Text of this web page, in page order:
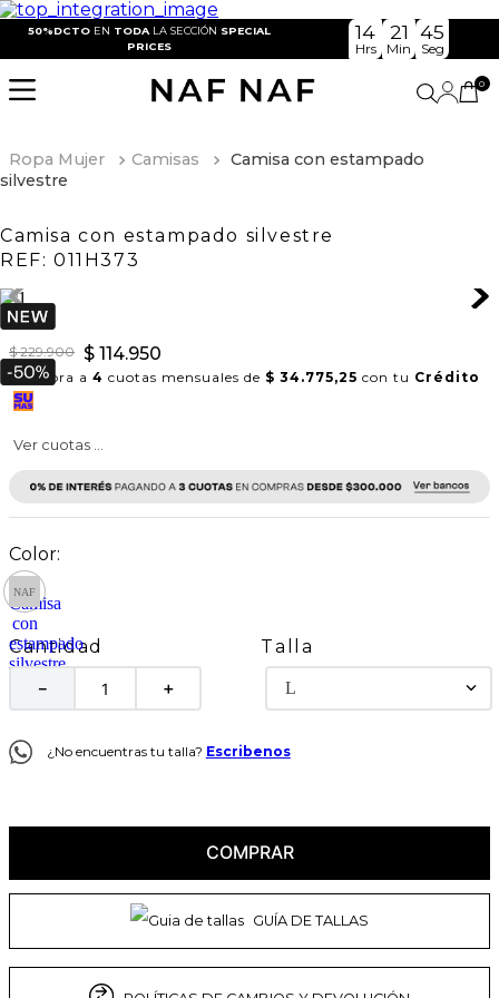
50%DCTO EN TODA LA SECCIÓN SPECIAL
PRICES
14
Hrs
21
Min
44
Seg
0
Ropa Mujer Camisas
Camisa con estampado
silvestre
Camisa con estampado silvestre
REF: 011H373
$ 229.900 $ 114.950
Compra a 4 cuotas mensuales de $ 34.775,25 con tu Crédito
Ver cuotas ...
Cantidad
＋
－
Talla
L
¿No encuentras tu talla? Escribenos
COMPRAR
GUÍA DE TALLAS